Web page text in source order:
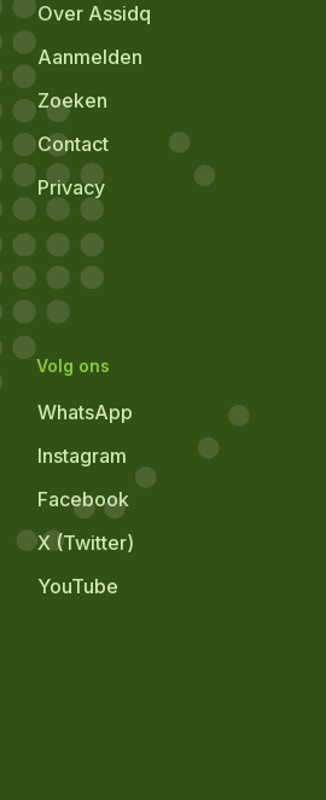
Over Assidq
Aanmelden
Zoeken
Contact
Privacy
Volg ons
WhatsApp
Instagram
Facebook
X (Twitter)
YouTube